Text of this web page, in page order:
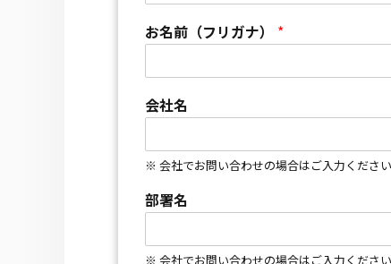
お名前（フリガナ） *
会社名
※ 会社でお問い合わせの場合はご入力ください
部署名
※ 会社でお問い合わせの場合はご入力ください